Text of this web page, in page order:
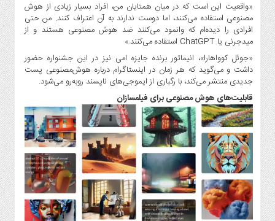
صنایع
غذایی
سیاسی
و
بین
الملل
نگاه
روز
گوناگون
«واقعیت این است که در میان همتایان من، افراد بسیار زیادی از هوش
مصنوعی استفاده می‌کنند، اما دوست ندارند به آن اعتراف کنند. من حتی
افرادی را دیده‌ام که وانمود می‌کنند ضد هوش مصنوعی هستند و از
میدجرنی یا ChatGPT استفاده می‌کنند.»
«جوئل کوواهارا»، انیماتور برنده جایزه امی نیز در این جشنواره حضور
داشت و می‌گوید که هر زمان در اینستاگرام درباره هوش‌مصنوعی پست
جدیدی منتشر می‌کند، با رگباری از ایموجی‌های ناپسند روبه‌رو می‌شود.
قابلیت‌های هوش مصنوعی برای فیلمسازان